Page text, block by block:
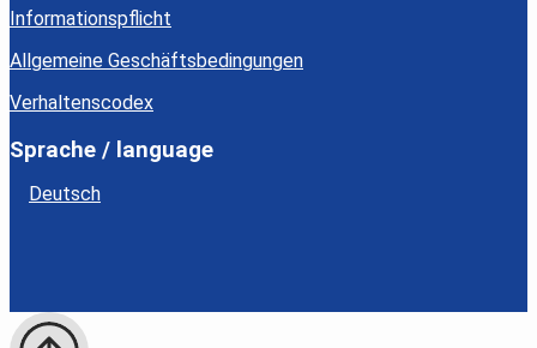
Informationspflicht
Allgemeine Geschäftsbedingungen
Verhaltenscodex
Sprache / language
Deutsch